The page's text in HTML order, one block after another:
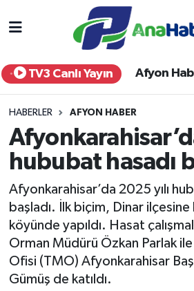
TV3 Canlı Yayın Afyon
HABERLER AFYON HABER
hububat hasadı
Afyonkarahisar’da 2025 yılı
başladı. İlk biçim, Dinar ilçesine
köyünde yapıldı. Hasat
Orman Müdürü Özkan Parlak
Ofisi (TMO) Afyonkarahisar
Gümüş de katıldı.
Yurt Haber
Afyon Haber
Siyaset
Spor
Eğitim
Sağlık
Afyonkarahisar Nöbetçi
Afyonkarahisar Hava Durumu
Afyonkarahisar Trafik
Süper Lig Puan Durumu ve
Tüm Manşetler
Son Dakika Haberleri